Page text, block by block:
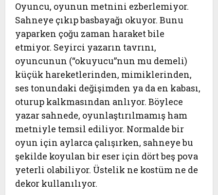
Oyuncu, oyunun metnini ezberlemiyor.
Sahneye çıkıp basbayağı okuyor. Bunu
yaparken çoğu zaman haraket bile
etmiyor. Seyirci yazarın tavrını,
oyuncunun (“okuyucu”nun mu demeli)
küçük hareketlerinden, mimiklerinden,
ses tonundaki değişimden ya da en kabası,
oturup kalkmasından anlıyor. Böylece
yazar sahnede, oyunlaştırılmamış ham
metniyle temsil ediliyor. Normalde bir
oyun için aylarca çalışırken, sahneye bu
şekilde koyulan bir eser için dört beş pova
yeterli olabiliyor. Üstelik ne kostüm ne de
dekor kullanılıyor.